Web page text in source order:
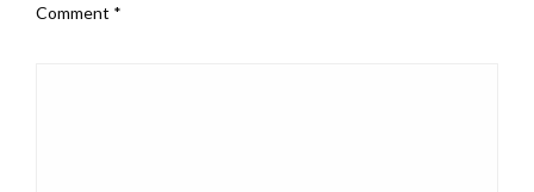
Comment *